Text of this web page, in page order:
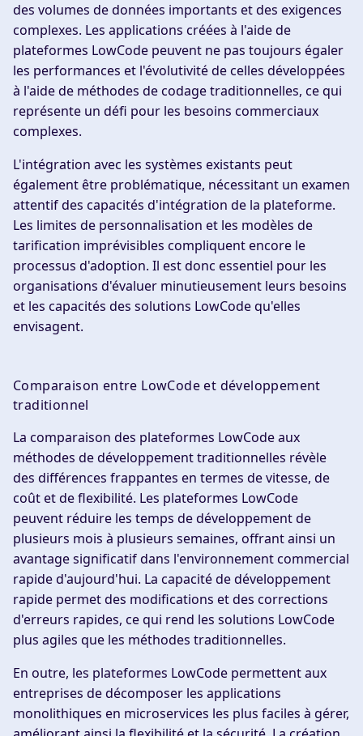
des volumes de données importants et des exigences
complexes. Les applications créées à l'aide de
plateformes LowCode peuvent ne pas toujours égaler
les performances et l'évolutivité de celles développées
à l'aide de méthodes de codage traditionnelles, ce qui
représente un défi pour les besoins commerciaux
complexes.
L'intégration avec les systèmes existants peut
également être problématique, nécessitant un examen
attentif des capacités d'intégration de la plateforme.
Les limites de personnalisation et les modèles de
tarification imprévisibles compliquent encore le
processus d'adoption. Il est donc essentiel pour les
organisations d'évaluer minutieusement leurs besoins
et les capacités des solutions LowCode qu'elles
envisagent.
Comparaison entre LowCode et développement
traditionnel
La comparaison des plateformes LowCode aux
méthodes de développement traditionnelles révèle
des différences frappantes en termes de vitesse, de
coût et de flexibilité. Les plateformes LowCode
peuvent réduire les temps de développement de
plusieurs mois à plusieurs semaines, offrant ainsi un
avantage significatif dans l'environnement commercial
rapide d'aujourd'hui. La capacité de développement
rapide permet des modifications et des corrections
d'erreurs rapides, ce qui rend les solutions LowCode
plus agiles que les méthodes traditionnelles.
En outre, les plateformes LowCode permettent aux
entreprises de décomposer les applications
monolithiques en microservices les plus faciles à gérer,